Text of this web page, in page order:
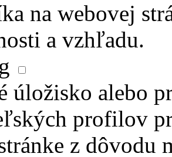
na webovej
a vzhľadu.
úložisko alebo
profilov
z dôvodu